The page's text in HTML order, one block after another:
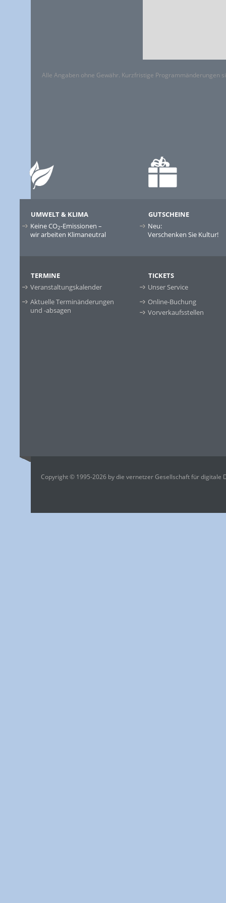
Alle Angaben ohne Gewähr. Kurzfristige Programmänderungen
UMWELT & KLIMA
Keine CO2-Emissionen –
wir arbeiten Klimaneutral
GUTSCHEINE
Neu:
Verschenken Sie Kultur!
TERMINE
Veranstaltungskalender
Aktuelle Terminänderungen
und -absagen
TICKETS
Unser Service
Online-Buchung
Vorverkaufsstellen
Copyright © 1995-2026 by die vernetzer Gesellschaft für digitale